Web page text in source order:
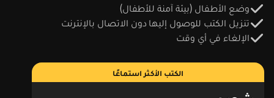
وضع الأطفال (بيئة آمنة للأطفال)
تنزيل الكتب للوصول إليها دون الاتصال بالإنترنت
الإلغاء في أي وقت
الكتب الأكثر استماعًا